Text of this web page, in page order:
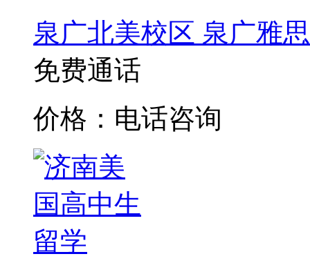
泉广北美校区 泉广雅
免费通话
价格：电话咨询